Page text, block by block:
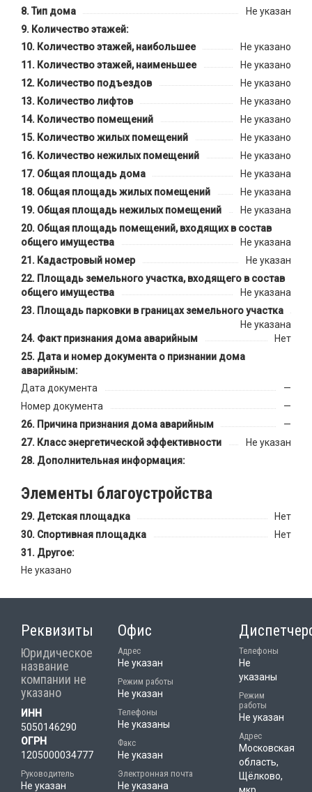
Тип дома
Не указан
Количество этажей:
Количество этажей, наибольшее
Не указано
Количество этажей, наименьшее
Не указано
Количество подъездов
Не указано
Количество лифтов
Не указано
Количество помещений
Не указано
Количество жилых помещений
Не указано
Количество нежилых помещений
Не указано
Общая площадь дома
Не указана
Общая площадь жилых помещений
Не указана
Общая площадь нежилых помещений
Не указана
Общая площадь помещений, входящих в состав
общего имущества
Не указана
Кадастровый номер
Не указан
Площадь земельного участка, входящего в состав
общего имущества
Не указана
Площадь парковки в границах земельного участка
Не указана
Факт признания дома аварийным
Нет
Дата и номер документа о признании дома
аварийным:
Дата документа
—
Номер документа
—
Причина признания дома аварийным
—
Класс энергетической эффективности
Не указан
Дополнительная информация:
Элементы благоустройства
Детская площадка
Нет
Спортивная площадка
Нет
Другое:
Не указано
Реквизиты
Юридическое
название
компании не
указано
ИНН
5050146290
ОГРН
1205000034777
Руководитель
Не указан
Офис
Адрес
Не указан
Режим работы
Не указан
Телефоны
Не указаны
Факс
Не указан
Электронная почта
Не указана
Телефоны
Не
указаны
Режим
работы
Не указан
Адрес
Московская
область,
Щёлково,